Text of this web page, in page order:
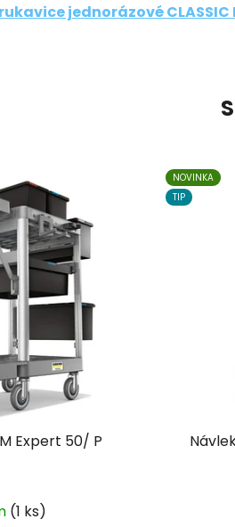
jednorázové CLASSIC
Expert 50/ P
(1 ks)
NOVINKA
TIP